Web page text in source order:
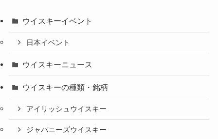
ウイスキーイベント
日本イベント
ウイスキーニュース
ウイスキーの種類・銘柄
アイリッシュウイスキー
ジャパニーズウイスキー